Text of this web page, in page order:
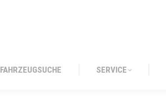
FAHRZEUGSUCHE SERVICE